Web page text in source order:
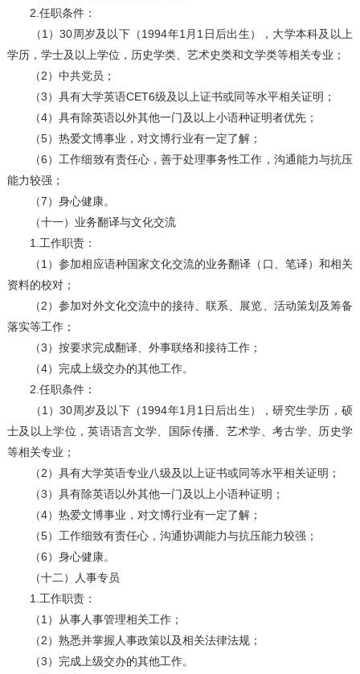
2.任职条件：
（1）30周岁及以下（1994年1月1日后出生），大学本科及以上
学历，学士及以上学位，历史学类、艺术史类和文学类等相关专业；
（2）中共党员；
（3）具有大学英语CET6级及以上证书或同等水平相关证明；
（4）具有除英语以外其他一门及以上小语种证明者优先；
（5）热爱文博事业，对文博行业有一定了解；
（6）工作细致有责任心，善于处理事务性工作，沟通能力与抗压
能力较强；
（7）身心健康。
（十一）业务翻译与文化交流
1.工作职责：
（1）参加相应语种国家文化交流的业务翻译（口、笔译）和相关
资料的校对；
（2）参加对外文化交流中的接待、联系、展览、活动策划及筹备
落实等工作；
（3）按要求完成翻译、外事联络和接待工作；
（4）完成上级交办的其他工作。
2.任职条件：
（1）30周岁及以下（1994年1月1日后出生），研究生学历，硕
士及以上学位，英语语言文学、国际传播、艺术学、考古学、历史学
等相关专业；
（2）具有大学英语专业八级及以上证书或同等水平相关证明；
（3）具有除英语以外其他一门及以上小语种证明；
（4）热爱文博事业，对文博行业有一定了解；
（5）工作细致有责任心，沟通协调能力与抗压能力较强；
（6）身心健康。
（十二）人事专员
1.工作职责：
（1）从事人事管理相关工作；
（2）熟悉并掌握人事政策以及相关法律法规；
（3）完成上级交办的其他工作。